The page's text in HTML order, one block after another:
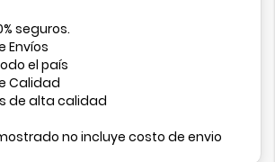
seguros.
Envíos
el país
Calidad
de alta calidad
no incluye costo de envio